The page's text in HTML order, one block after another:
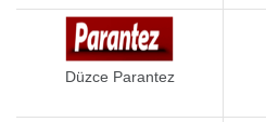
Düzce Parantez